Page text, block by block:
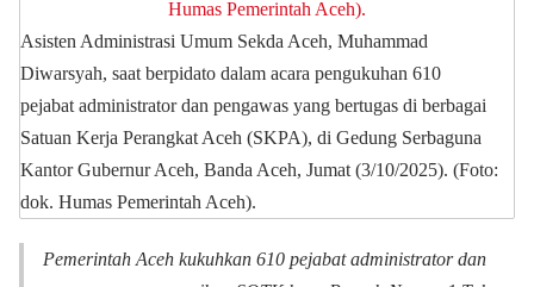
Asisten Administrasi Umum Sekda Aceh, Muhammad
Diwarsyah, saat berpidato dalam acara pengukuhan 610
pejabat administrator dan pengawas yang bertugas di berbagai
Satuan Kerja Perangkat Aceh (SKPA), di Gedung Serbaguna
Kantor Gubernur Aceh, Banda Aceh, Jumat (3/10/2025). (Foto:
dok. Humas Pemerintah Aceh).
Pemerintah Aceh kukuhkan 610 pejabat administrator dan